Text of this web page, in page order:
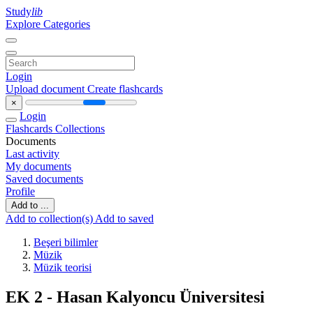
Studylib
Explore Categories
Login
Upload document Create flashcards
×
Login
Flashcards Collections
Documents
Last activity
My documents
Saved documents
Profile
Add to ...
Add to collection(s) Add to saved
Beşeri bilimler
Müzik
Müzik teorisi
EK 2 - Hasan Kalyoncu Üniversitesi